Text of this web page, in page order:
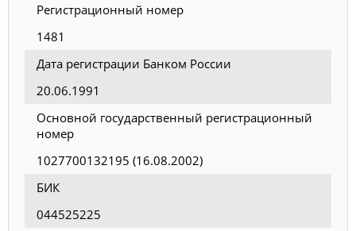
Регистрационный номер
1481
Дата регистрации Банком России
20.06.1991
Основной государственный регистрационный
номер
1027700132195 (16.08.2002)
БИК
044525225